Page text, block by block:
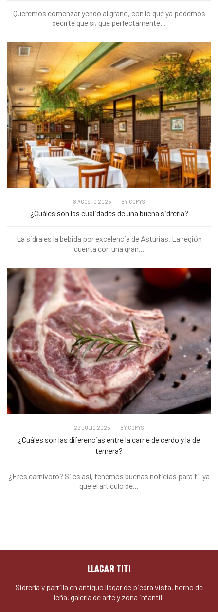
Queremos comenzar yendo al grano, con lo que ya podemos
decirte que sí, que perfectamente...
8 AGOSTO 2025 BY COPYS
¿Cuáles son las cualidades de una buena sidrería?
La sidra es la bebida por excelencia de Asturias. La región
cuenta con una gran...
22 JULIO 2025 | BY COPYS
¿Cuáles son las diferencias entre la carne de cerdo y la de
ternera?
¿Eres carnívoro? Si es así, tenemos buenas noticias para ti, ya
que el artículo de...
LLAGAR TITI
Sidrería y parrilla en antiguo llagar de piedra vista, horno de
leña, galería de arte y zona infantil.